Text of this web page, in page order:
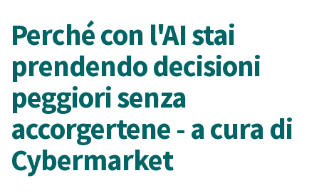
Perché con l'AI stai
prendendo decisioni
peggiori senza
accorgertene - a cura di
Cybermarket